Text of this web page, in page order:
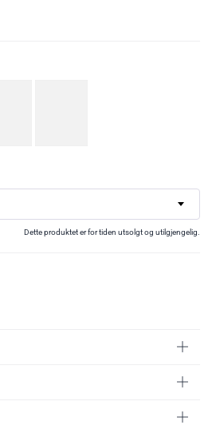
Dette produktet er for tiden utsolgt og utilgjengelig.